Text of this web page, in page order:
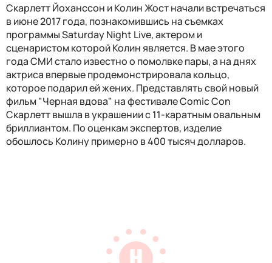
Скарлетт Йоханссон и Колин Жост начали встречаться
в июне 2017 года, познакомившись на съемках
программы Saturday Night Live, актером и
сценаристом которой Колин является. В мае этого
года СМИ стало известно о помолвке пары, а на днях
актриса впервые продемонстрировала кольцо,
которое подарил ей жених. Представлять свой новый
фильм "Черная вдова" на фестивале Comic Con
Скарлетт вышла в украшении с 11-каратным овальным
бриллиантом. По оценкам экспертов, изделие
обошлось Колину примерно в 400 тысяч долларов.